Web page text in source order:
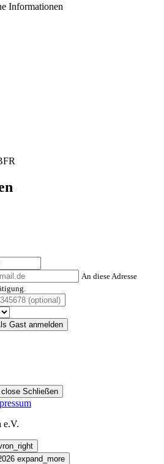
Informationen
An diese Adresse
Gast anmelden
close Schließen
e.V.
expand_more